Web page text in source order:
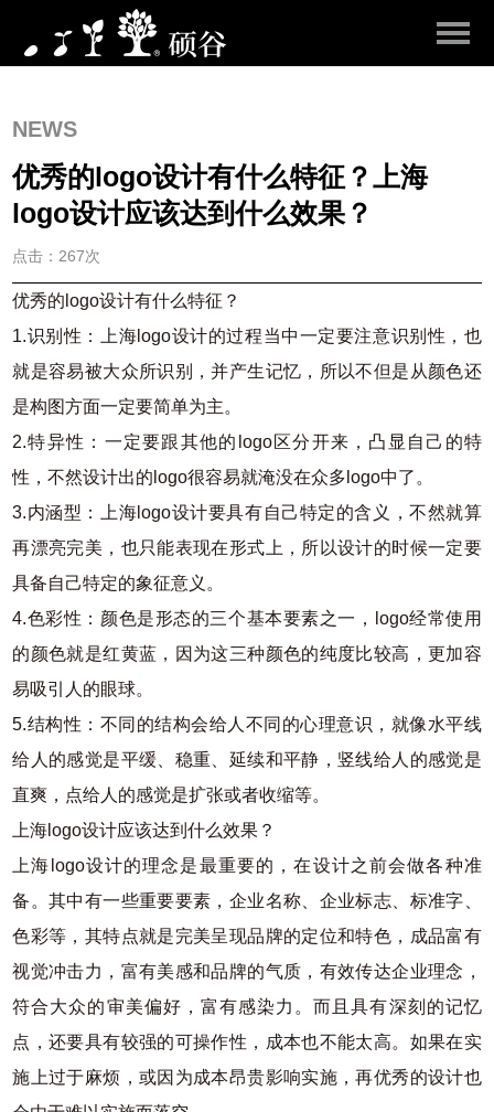
NEWS
优秀的logo设计有什么特征？上海
logo设计应该达到什么效果？
点击：267次
优秀的logo设计有什么特征？
1.识别性：上海logo设计的过程当中一定要注意识别性，也
就是容易被大众所识别，并产生记忆，所以不但是从颜色还
是构图方面一定要简单为主。
2.特异性：一定要跟其他的logo区分开来，凸显自己的特
性，不然设计出的logo很容易就淹没在众多logo中了。
3.内涵型：上海logo设计要具有自己特定的含义，不然就算
再漂亮完美，也只能表现在形式上，所以设计的时候一定要
具备自己特定的象征意义。
4.色彩性：颜色是形态的三个基本要素之一，logo经常使用
的颜色就是红黄蓝，因为这三种颜色的纯度比较高，更加容
易吸引人的眼球。
5.结构性：不同的结构会给人不同的心理意识，就像水平线
给人的感觉是平缓、稳重、延续和平静，竖线给人的感觉是
直爽，点给人的感觉是扩张或者收缩等。
上海logo设计应该达到什么效果？
上海logo设计的理念是最重要的，在设计之前会做各种准
备。其中有一些重要要素，企业名称、企业标志、标准字、
色彩等，其特点就是完美呈现品牌的定位和特色，成品富有
视觉冲击力，富有美感和品牌的气质，有效传达企业理念，
符合大众的审美偏好，富有感染力。而且具有深刻的记忆
点，还要具有较强的可操作性，成本也不能太高。如果在实
施上过于麻烦，或因为成本昂贵影响实施，再优秀的设计也